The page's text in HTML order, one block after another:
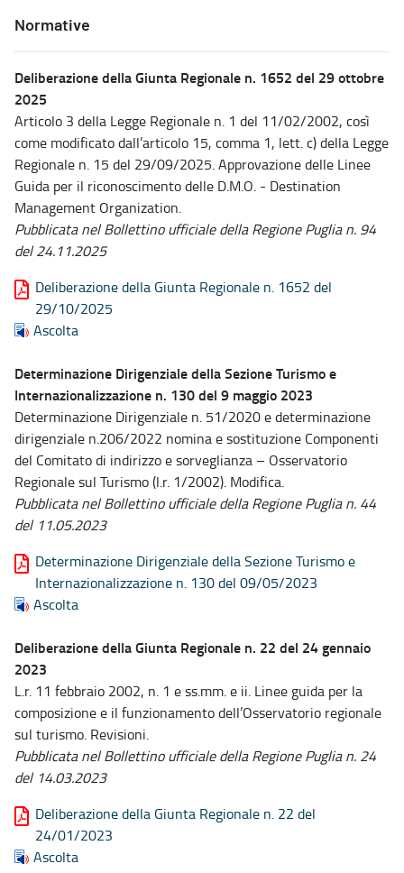
Normative
Deliberazione della Giunta Regionale n. 1652 del 29 ottobre
2025
Articolo 3 della Legge Regionale n. 1 del 11/02/2002, così
come modificato dall’articolo 15, comma 1, lett. c) della Legge
Regionale n. 15 del 29/09/2025. Approvazione delle Linee
Guida per il riconoscimento delle D.M.O. - Destination
Management Organization.
Pubblicata nel Bollettino ufficiale della Regione Puglia n. 94
del 24.11.2025
Deliberazione della Giunta Regionale n. 1652 del
29/10/2025
Ascolta
Determinazione Dirigenziale della Sezione Turismo e
Internazionalizzazione n. 130 del 9 maggio 2023
Determinazione Dirigenziale n. 51/2020 e determinazione
dirigenziale n.206/2022 nomina e sostituzione Componenti
del Comitato di indirizzo e sorveglianza – Osservatorio
Regionale sul Turismo (l.r. 1/2002). Modifica.
Pubblicata nel Bollettino ufficiale della Regione Puglia n. 44
del 11.05.2023
Determinazione Dirigenziale della Sezione Turismo e
Internazionalizzazione n. 130 del 09/05/2023
Ascolta
Deliberazione della Giunta Regionale n. 22 del 24 gennaio
2023
L.r. 11 febbraio 2002, n. 1 e ss.mm. e ii. Linee guida per la
composizione e il funzionamento dell’Osservatorio regionale
sul turismo. Revisioni.
Pubblicata nel Bollettino ufficiale della Regione Puglia n. 24
del 14.03.2023
Deliberazione della Giunta Regionale n. 22 del
24/01/2023
Ascolta